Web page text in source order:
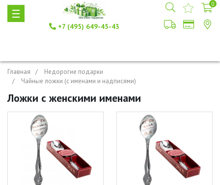
+7 (495) 649-45-43
0
Главная
Недорогие подарки
Чайные ложки (с именами и надписями)
Ложки с женскими именами